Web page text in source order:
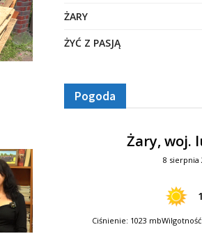
ŻARY
ŻYĆ Z PASJĄ
Pogoda
Żary, woj.
8 sierpnia
Ciśnienie: 1023 mb